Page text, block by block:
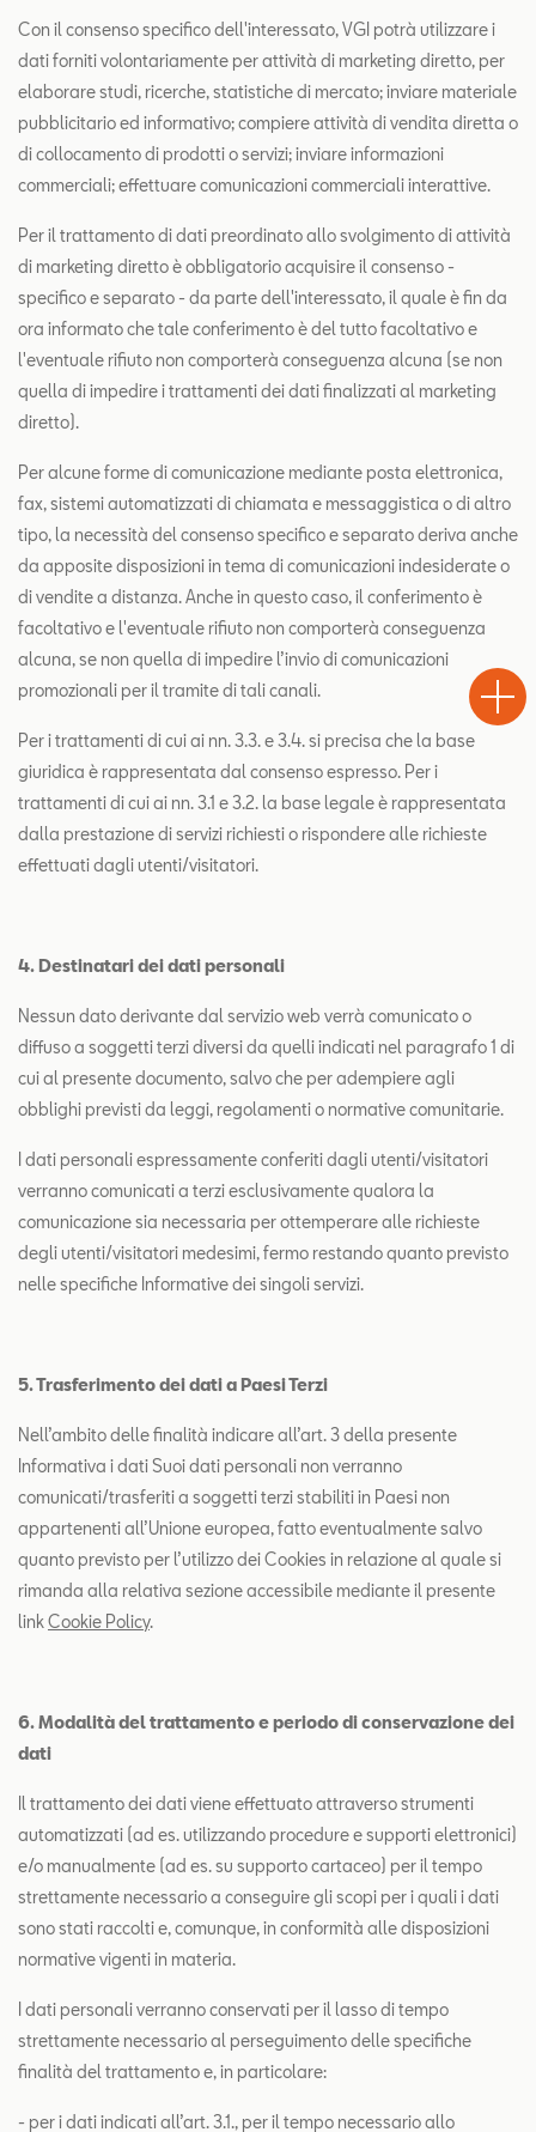
Con il consenso specifico dell'interessato, VGI potrà utilizzare i
dati forniti volontariamente per attività di marketing diretto, per
elaborare studi, ricerche, statistiche di mercato; inviare materiale
pubblicitario ed informativo; compiere attività di vendita diretta o
di collocamento di prodotti o servizi; inviare informazioni
commerciali; effettuare comunicazioni commerciali interattive.
Per il trattamento di dati preordinato allo svolgimento di attività
di marketing diretto è obbligatorio acquisire il consenso -
specifico e separato - da parte dell'interessato, il quale è fin da
ora informato che tale conferimento è del tutto facoltativo e
l'eventuale rifiuto non comporterà conseguenza alcuna (se non
quella di impedire i trattamenti dei dati finalizzati al marketing
diretto).
Per alcune forme di comunicazione mediante posta elettronica,
fax, sistemi automatizzati di chiamata e messaggistica o di altro
tipo, la necessità del consenso specifico e separato deriva anche
da apposite disposizioni in tema di comunicazioni indesiderate o
di vendite a distanza. Anche in questo caso, il conferimento è
facoltativo e l'eventuale rifiuto non comporterà conseguenza
alcuna, se non quella di impedire l’invio di comunicazioni
promozionali per il tramite di tali canali.
Per i trattamenti di cui ai nn. 3.3. e 3.4. si precisa che la base
giuridica è rappresentata dal consenso espresso. Per i
trattamenti di cui ai nn. 3.1 e 3.2. la base legale è rappresentata
dalla prestazione di servizi richiesti o rispondere alle richieste
effettuati dagli utenti/visitatori.
4. Destinatari dei dati personali
Nessun dato derivante dal servizio web verrà comunicato o
diffuso a soggetti terzi diversi da quelli indicati nel paragrafo 1 di
cui al presente documento, salvo che per adempiere agli
obblighi previsti da leggi, regolamenti o normative comunitarie.
I dati personali espressamente conferiti dagli utenti/visitatori
verranno comunicati a terzi esclusivamente qualora la
comunicazione sia necessaria per ottemperare alle richieste
degli utenti/visitatori medesimi, fermo restando quanto previsto
nelle specifiche Informative dei singoli servizi.
5. Trasferimento dei dati a Paesi Terzi
Nell’ambito delle finalità indicare all’art. 3 della presente
Informativa i dati Suoi dati personali non verranno
comunicati/trasferiti a soggetti terzi stabiliti in Paesi non
appartenenti all’Unione europea, fatto eventualmente salvo
quanto previsto per l’utilizzo dei Cookies in relazione al quale si
rimanda alla relativa sezione accessibile mediante il presente
link Cookie Policy.
6. Modalità del trattamento e periodo di conservazione dei
dati
Il trattamento dei dati viene effettuato attraverso strumenti
automatizzati (ad es. utilizzando procedure e supporti elettronici)
e/o manualmente (ad es. su supporto cartaceo) per il tempo
strettamente necessario a conseguire gli scopi per i quali i dati
sono stati raccolti e, comunque, in conformità alle disposizioni
normative vigenti in materia.
I dati personali verranno conservati per il lasso di tempo
strettamente necessario al perseguimento delle specifiche
finalità del trattamento e, in particolare:
- per i dati indicati all’art. 3.1., per il tempo necessario allo
Drive
Chiama